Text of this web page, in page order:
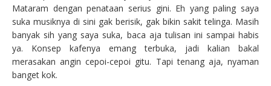
Mataram dengan penataan serius gini. Eh yang paling saya
suka musiknya di sini gak berisik, gak bikin sakit telinga. Masih
banyak sih yang saya suka, baca aja tulisan ini sampai habis
ya. Konsep kafenya emang terbuka, jadi kalian bakal
merasakan angin cepoi-cepoi gitu. Tapi tenang aja, nyaman
banget kok.